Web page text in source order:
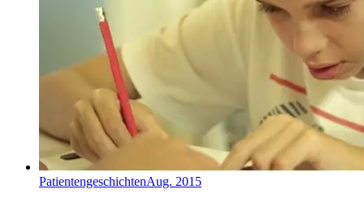
PatientengeschichtenAug. 2015